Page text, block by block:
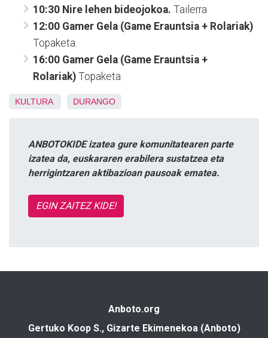
10:30 Nire lehen bideojokoa. Tailerra
12:00 Gamer Gela (Game Erauntsia + Rolariak)
Topaketa.
16:00 Gamer Gela (Game Erauntsia +
Rolariak) Topaketa
KULTURA DURANGO
ANBOTOKIDE izatea gure komunitatearen parte
izatea da, euskararen erabilera sustatzea eta
herrigintzaren aktibazioan pausoak ematea.
EGIN ZAITEZ KIDE!
Anboto.org
Gertuko Koop S., Gizarte Ekimenekoa (Anboto)